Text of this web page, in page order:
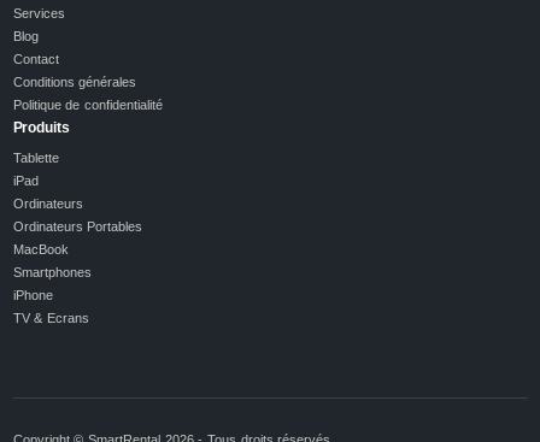
Services
Blog
Contact
Conditions générales
Politique de confidentialité
Produits
Tablette
iPad
Ordinateurs
Ordinateurs Portables
MacBook
Smartphones
iPhone
TV & Ecrans
Copyright © SmartRental 2026 - Tous droits réservés